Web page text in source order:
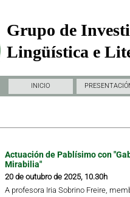
Grupo de
Lingüística e
INICIO
Actuación de Pablísimo con
Mirabilia"
20 de outubro de 2025, 10.30h
A profesora Iria Sobrino Freire,